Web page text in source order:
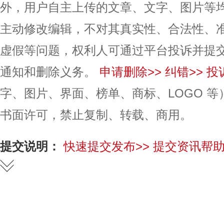
外，用户自主上传的文章、文字、图片等
主动修改编辑，不对其真实性、合法性、
虚假等问题，权利人可通过平台投诉并提
通知和删除义务。
申请删除>> 纠错>> 投
字、图片、界面、榜单、商标、LOGO
书面许可，禁止复制、转载、商用。
提交说明： 快速提交发布>> 提交资讯帮